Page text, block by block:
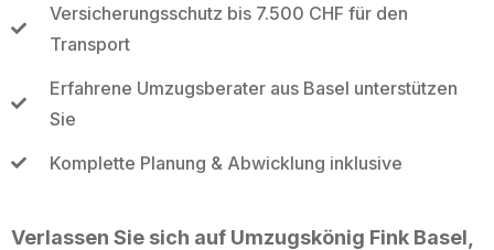
Versicherungsschutz bis 7.500 CHF für den
Transport
Erfahrene Umzugsberater aus Basel unterstützen
Sie
Komplette Planung & Abwicklung inklusive
Verlassen Sie sich auf Umzugskönig Fink Basel,